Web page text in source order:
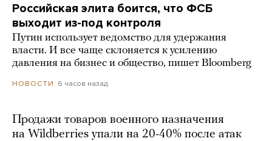
Российская элита боится, что ФСБ
выходит из-под контроля
Путин использует ведомство для удержания
власти. И все чаще склоняется к усилению
давления на бизнес и общество, пишет Bloomberg
НОВОСТИ 6 часов назад
Продажи товаров военного назначения
на Wildberries упали на 20-40% после атак